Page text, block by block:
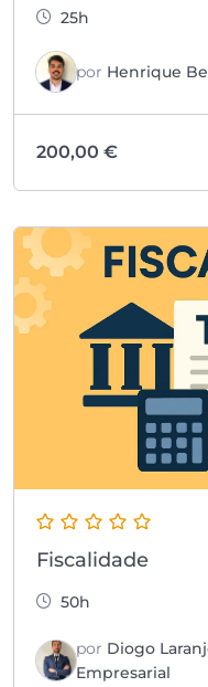
25h
por Henrique
200,00 €
Fiscalidade
50h
por Diogo
Empresarial